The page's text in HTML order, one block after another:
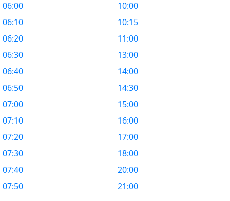
06:00
06:10
06:20
06:30
06:40
06:50
07:00
07:10
07:20
07:30
07:40
07:50
10:00
10:15
11:00
13:00
14:00
14:30
15:00
16:00
17:00
18:00
20:00
21:00